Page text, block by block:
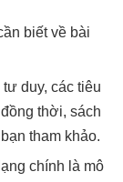
biết về bài
duy, các tiêu
thời, sách
tham khảo.
chính là mô